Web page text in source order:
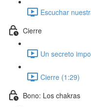
Escuchar
Cierre
Un secreto
Cierre (1:29)
Bono: Los chakras